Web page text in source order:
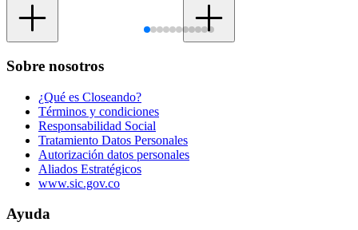
Sobre nosotros
¿Qué es Closeando?
Términos y condiciones
Responsabilidad Social
Tratamiento Datos Personales
Autorización datos personales
Aliados Estratégicos
www.sic.gov.co
Ayuda